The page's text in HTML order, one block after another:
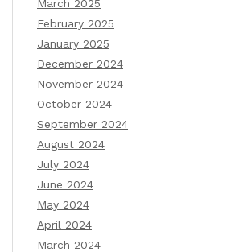
March 2025
February 2025
January 2025
December 2024
November 2024
October 2024
September 2024
August 2024
July 2024
June 2024
May 2024
April 2024
March 2024